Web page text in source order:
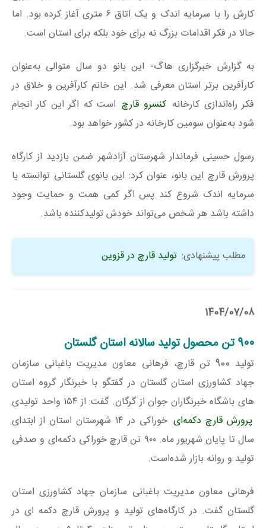
کارش را با سرمایه اندک و یک اتاق ۶ متری آغاز کرده بود. اما
حالا در فکر اقدامات بزرگ نه برای خود بلکه برای استان است.
به گزارش خبرگزاری هاگ- این بانو دو سال متوالی به‌عنوان
کارآفرین برتر استان معرفی شد. این خانم کارآفرین و خلاق در
فکر راه‌اندازی کارخانه کنسرو قارچ است که اگر این کار انجام
شود به‌عنوان سومین کارخانه در کشور خواهد بود.
رسول حسینی فرماندار شهرستان آزادشهر ضمن بازدید از کارگاه
پرورش قارچ این بانو، عنوان کرد: این بانوی گلستانی توانسته با
سرمایه اندک شروع کند پس اگر کمی همت و حمایت وجود
داشته باشد هر شخص می‌تواند خودش تولیدکننده باشد.
مطلب پیشنهادی: تولید قارچ در قزوین
1404/07/08
900 تن محصول تولید سالانه استان گلستان
تولید 900 تن قارچ، فرهانی معاون مدیریت باغبانی سازمان
جهاد کشاورزی استان گلستان در گفتگو با خبرنگار گروه استان
های باشگاه خبرنگاران جوان از گرگان. گفت: از ۱۵۴ واحد تولیدی
پرورش قارچ دکمه‌ای
خوراکی در ۱۴ شهرستان استان از ابتدای
سال تا پایان شهریور ماه. ۹۰۰ تن قارچ خوراکی دکمه‌ای و صدفی
تولید و روانه بازار شده‌است.
فرهانی معاون مدیریت باغبانی سازمان جهاد کشاورزی استان
گلستان گفت. در کارگاه‌های تولید و پرورش قارچ دکمه‌ ای در